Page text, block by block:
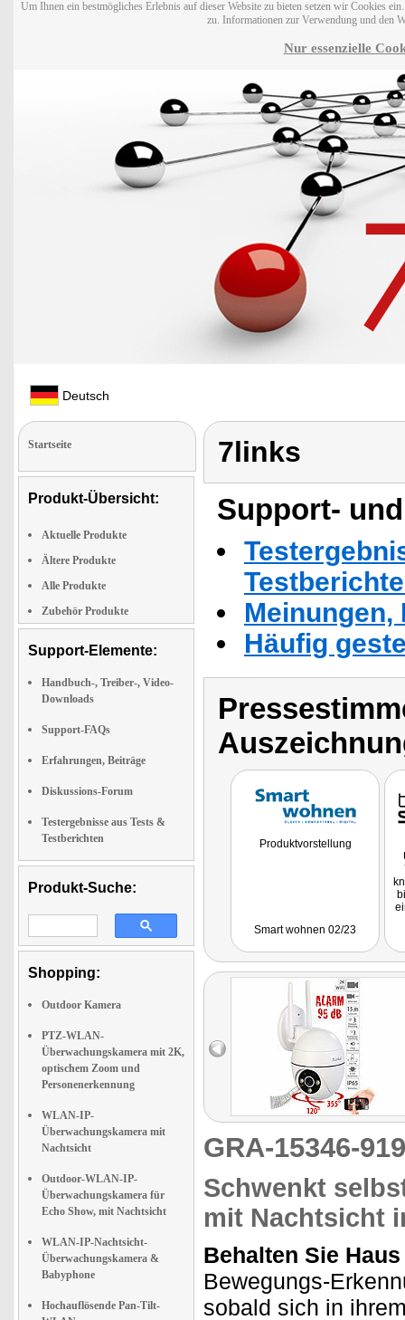
Um Ihnen ein bestmögliches Erlebnis auf dieser Website zu bieten setzen wir Cookies
zu. Informationen zur Verwendung und den
Nur essenzielle
Deutsch
Startseite
Produkt-Übersicht:
Aktuelle Produkte
Ältere Produkte
Alle Produkte
Zubehör Produkte
Support-Elemente:
Handbuch-, Treiber-, Video-
Downloads
Support-FAQs
Erfahrungen, Beiträge
Diskussions-Forum
Testergebnisse aus Tests &
Testberichten
Produkt-Suche:
Shopping:
Outdoor Kamera
PTZ-WLAN-
Überwachungskamera mit 2K,
optischem Zoom und
Personenerkennung
WLAN-IP-
Überwachungskamera mit
Nachtsicht
Outdoor-WLAN-IP-
Überwachungskamera für
Echo Show, mit Nachtsicht
WLAN-IP-Nachtsicht-
Überwachungskamera &
Babyphone
Hochauflösende Pan-Tilt-
7links
Support-
Häufig
Produktvorstellung
Smart wohnen 02/23
GRA-15346-
Schwenkt
mit Nachtsicht
Behalten Sie
Bewegungs-
sobald sich in